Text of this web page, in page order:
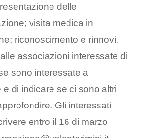
delle
visita medica in
riconoscimento e rinnovi.
associazioni interessate di
sono interessate a
e di indicare se ci sono altri
Gli interessati
entro il 16 di marzo